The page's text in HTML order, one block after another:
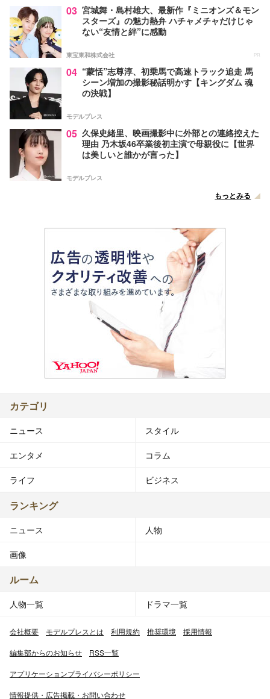
03 宮城舞・島村雄大、最新作『ミニオンズ＆モン
スターズ』の魅力熱弁 ハチャメチャだけじゃ
ない“友情と絆”に感動
東宝東和株式会社 PR
04 “蒙恬”志尊淳、初乗馬で高速トラック追走 馬
シーン増加の撮影秘話明かす【キングダム 魂
の決戦】
モデルプレス
05 久保史緒里、映画撮影中に外部との連絡控えた
理由 乃木坂46卒業後初主演で母親役に【世界
は美しいと誰かが言った】
モデルプレス
もっとみる
カテゴリ
ニュース スタイル
エンタメ コラム
ライフ ビジネス
ランキング
ニュース 人物
画像
ルーム
人物一覧 ドラマ一覧
会社概要 モデルプレスとは 利用規約 推奨環境 採用情報
編集部からのお知らせ RSS一覧
アプリケーションプライバシーポリシー
情報提供・広告掲載・お問い合わせ